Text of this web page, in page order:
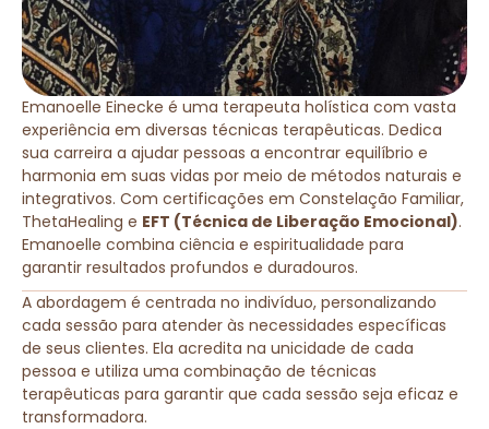
Emanoelle Einecke é uma terapeuta holística com vasta
experiência em diversas técnicas terapêuticas. Dedica
sua carreira a ajudar pessoas a encontrar equilíbrio e
harmonia em suas vidas por meio de métodos naturais e
integrativos. Com certificações em Constelação Familiar,
ThetaHealing e EFT (Técnica de Liberação Emocional).
Emanoelle combina ciência e espiritualidade para
garantir resultados profundos e duradouros.
A abordagem é centrada no indivíduo, personalizando
cada sessão para atender às necessidades específicas
de seus clientes. Ela acredita na unicidade de cada
pessoa e utiliza uma combinação de técnicas
terapêuticas para garantir que cada sessão seja eficaz e
transformadora.